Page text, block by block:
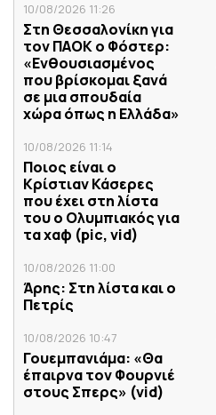
10/08/2026 11:26
Στη Θεσσαλονίκη για
τον ΠΑΟΚ ο Φόστερ:
«Ενθουσιασμένος
που βρίσκομαι ξανά
σε μια σπουδαία
χώρα όπως η Ελλάδα»
10/08/2026 11:14
Ποιος είναι ο
Κρίστιαν Κάσερες
που έχει στη λίστα
του ο Ολυμπιακός για
τα χαφ (pic, vid)
10/08/2026 11:00
Άρης: Στη λίστα και ο
Πετρίς
10/08/2026 10:47
Γουεμπανιάμα: «Θα
έπαιρνα τον Φουρνιέ
στους Σπερς» (vid)